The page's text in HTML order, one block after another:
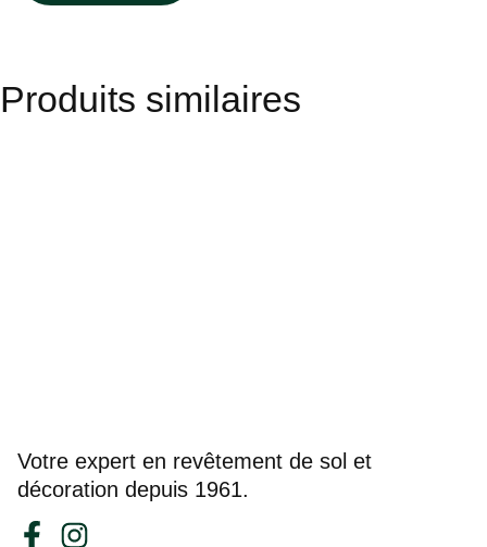
Produits similaires
Votre expert en revêtement de sol et
décoration depuis 1961.